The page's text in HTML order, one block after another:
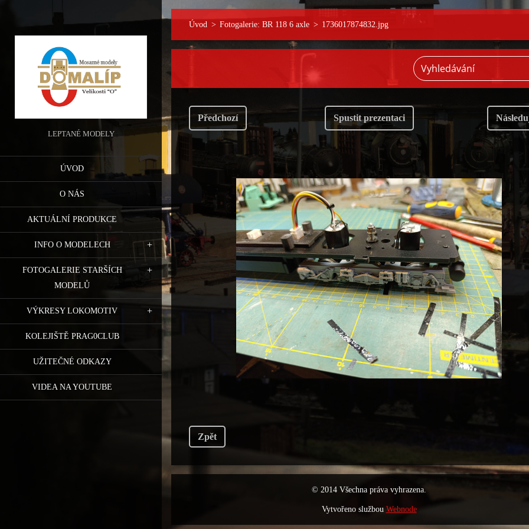
LEPTANÉ MODELY
ÚVOD
O NÁS
AKTUÁLNÍ PRODUKCE
INFO O MODELECH
FOTOGALERIE STARŠÍCH
MODELŮ
VÝKRESY LOKOMOTIV
KOLEJIŠTĚ PRAG0CLUB
UŽITEČNÉ ODKAZY
VIDEA NA YOUTUBE
Úvod > Fotogalerie: BR 118 6 axle > 1736017874832.jpg
Předchozí Spustit prezentaci
Zpět
© 2014 Všechna práva vyhrazena.
Vytvořeno službou Webnode